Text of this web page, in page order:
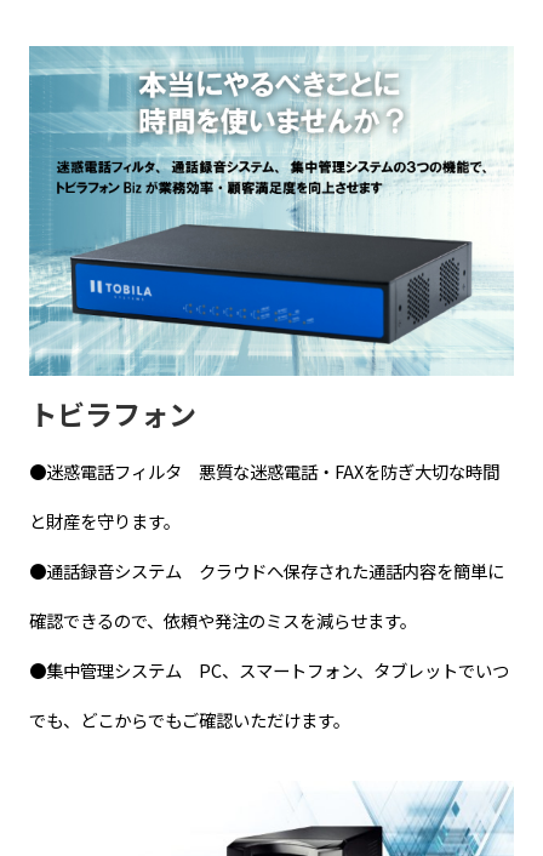
トビラフォン
●迷惑電話フィルタ 悪質な迷惑電話・FAXを防ぎ大切な時間
と財産を守ります。
●通話録音システム クラウドへ保存された通話内容を簡単に
確認できるので、依頼や発注のミスを減らせます。
●集中管理システム PC、スマートフォン、タブレットでいつ
でも、どこからでもご確認いただけます。